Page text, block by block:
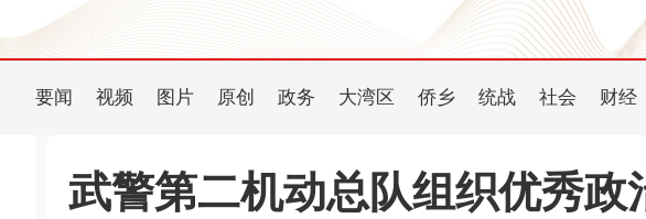
要闻 视频 图片 原创 政务 大湾区 侨乡 统战 社会 财经
武警第二机动总队组织优秀政